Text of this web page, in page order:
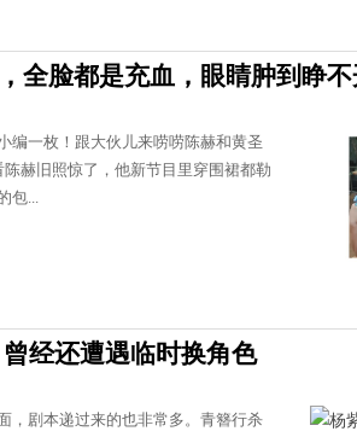
全脸都是充血，眼睛肿到睁
编一枚！跟大伙儿来唠唠陈赫和黄圣
赫旧照惊了，他新节目里穿围裙都勒
包...
经还遭遇临时换角色
，剧本递过来的也非常多。青簪行杀